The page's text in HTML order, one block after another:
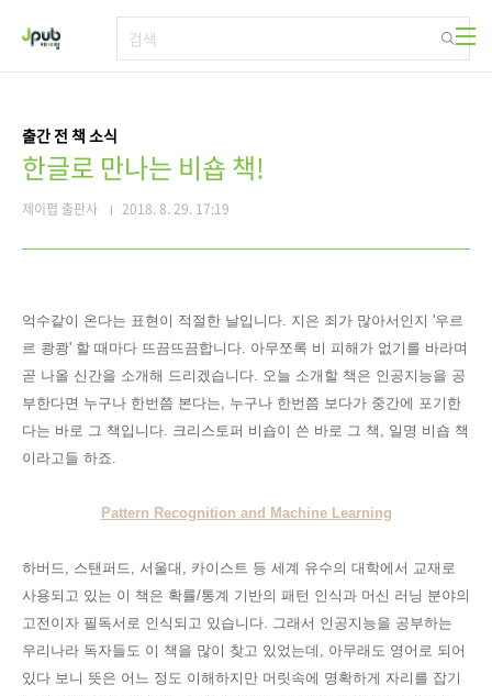
출간 전 책 소식
한글로 만나는 비숍 책!
제이펍 출판사 2018. 8. 29. 17:19
억수같이 온다는 표현이 적절한 날입니다. 지은 죄가 많아서인지 '우르
르 쾅쾅' 할 때마다 뜨끔뜨끔합니다. 아무쪼록 비 피해가 없기를 바라며
곧 나올 신간을 소개해 드리겠습니다. 오늘 소개할 책은 인공지능을 공
부한다면 누구나 한번쯤 본다는, 누구나 한번쯤 보다가 중간에 포기한
다는 바로 그 책입니다. 크리스토퍼 비숍이 쓴 바로 그 책, 일명 비숍 책
이라고들 하죠.
Pattern Recognition and Machine Learning
하버드, 스탠퍼드, 서울대, 카이스트 등 세계 유수의 대학에서 교재로
사용되고 있는 이 책은 확률/통계 기반의 패턴 인식과 머신 러닝 분야의
고전이자 필독서로 인식되고 있습니다. 그래서 인공지능을 공부하는
우리나라 독자들도 이 책을 많이 찾고 있었는데, 아무래도 영어로 되어
있다 보니 뜻은 어느 정도 이해하지만 머릿속에 명확하게 자리를 잡기